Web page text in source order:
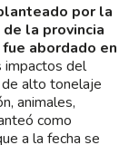
por la
la provincia
abordado en
impactos del
alto tonelaje
animales,
como
a la fecha se